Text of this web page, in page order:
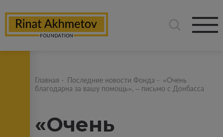
Главная - Последние новости Фонда - «Очень
благодарна за вашу помощь», – письмо с Донбасса
«Очень